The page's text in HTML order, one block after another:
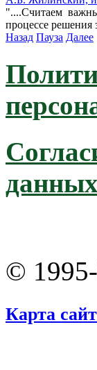
"....Считаем
процессе решения
Назад Пауза Далее
©
Карта